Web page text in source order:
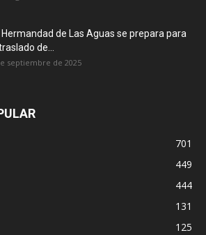
Hermandad de Las Aguas se prepara para
de...
septiembre de 2025
701
449
444
131
125